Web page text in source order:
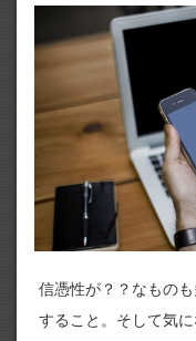
信憑性が？？なもの
すること。そして気